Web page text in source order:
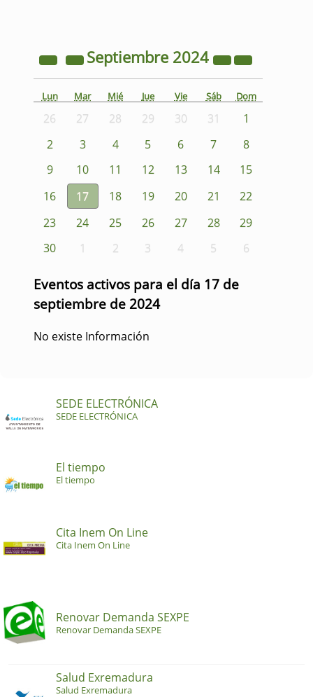
Septiembre 2024
Lun Mar Mié Jue Vie Sáb Dom
26 27 28 29 30 31
1
2
3 4 5 6 7
8
9
10 11 12 13 14
15
16
17 18 19 20 21
22
23
24 25 26 27 28
29
30
1 2 3 4 5 6
Eventos activos para el día 17 de
septiembre de 2024
No existe Información
SEDE ELECTRÓNICA
SEDE ELECTRÓNICA
El tiempo
El tiempo
Cita Inem On Line
Cita Inem On Line
Renovar Demanda SEXPE
Renovar Demanda SEXPE
Salud Exremadura
Salud Exremadura